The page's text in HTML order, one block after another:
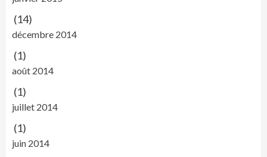
(14)
décembre 2014
(1)
août 2014
(1)
juillet 2014
(1)
juin 2014